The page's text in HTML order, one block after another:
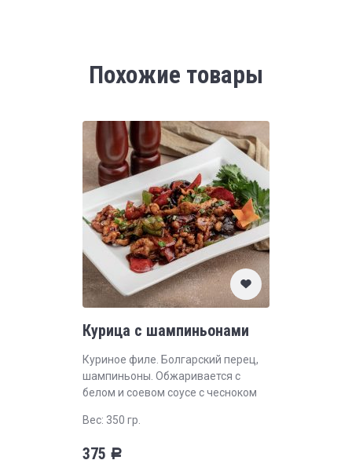
Похожие товары
Курица с шампиньонами
Куриное филе. Болгарский перец,
шампиньоны. Обжаривается с
белом и соевом соусе с чесноком
Вес: 350 гр.
375 Р